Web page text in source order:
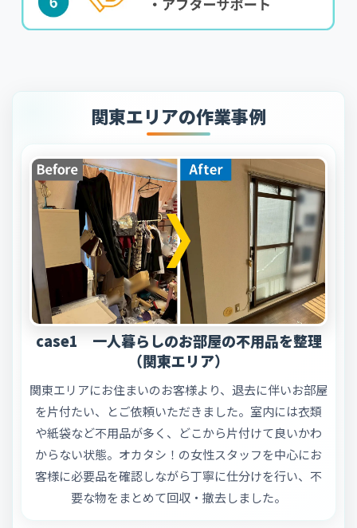
関東エリアの作業事例
case1 一人暮らしのお部屋の不用品を整理
（関東エリア）
関東エリアにお住まいのお客様より、退去に伴いお部屋
を片付たい、とご依頼いただきました。室内には衣類
や紙袋など不用品が多く、どこから片付けて良いかわ
からない状態。オカタシ！の女性スタッフを中心にお
客様に必要品を確認しながら丁寧に仕分けを行い、不
要な物をまとめて回収・撤去しました。